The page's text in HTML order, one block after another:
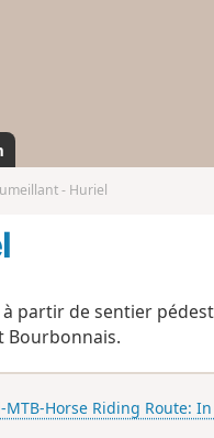
- Huriel
partir de sentier
Bourbonnais.
MTB-Horse Riding Route: